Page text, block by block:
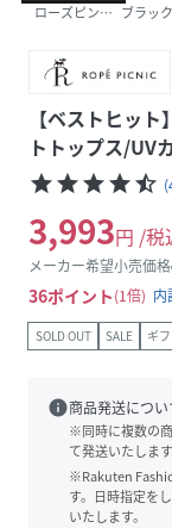
ローズピンク（64）
ブラッ
【ベストヒッ
トトップス/UV
starstarstarstarstar_half (
3,993円 /税
メーカー希望小売価格
36ポイント 1倍 内
SOLD OUT SALE ギ
info商品発送につい
※同時に複数の
て発送いたします
※Rakuten
す。日時指定を
いたします。